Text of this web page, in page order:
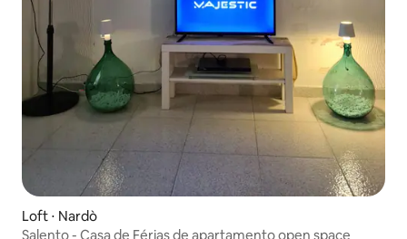
Loft ⋅ Nardò
Salento - Casa de Férias de apartamento open space